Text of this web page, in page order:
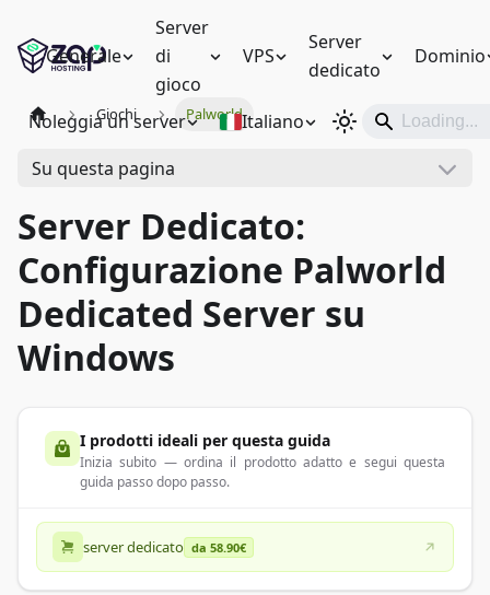
Generale
Server
di
gioco
VPS
Server
dedicato
Dominio
Noleggia un server Italiano
Giochi Palworld
Su questa pagina
Server Dedicato:
Configurazione Palworld
Dedicated Server su
Windows
I prodotti ideali per questa guida
Inizia subito — ordina il prodotto adatto e segui questa
guida passo dopo passo.
server dedicato da 58.90€